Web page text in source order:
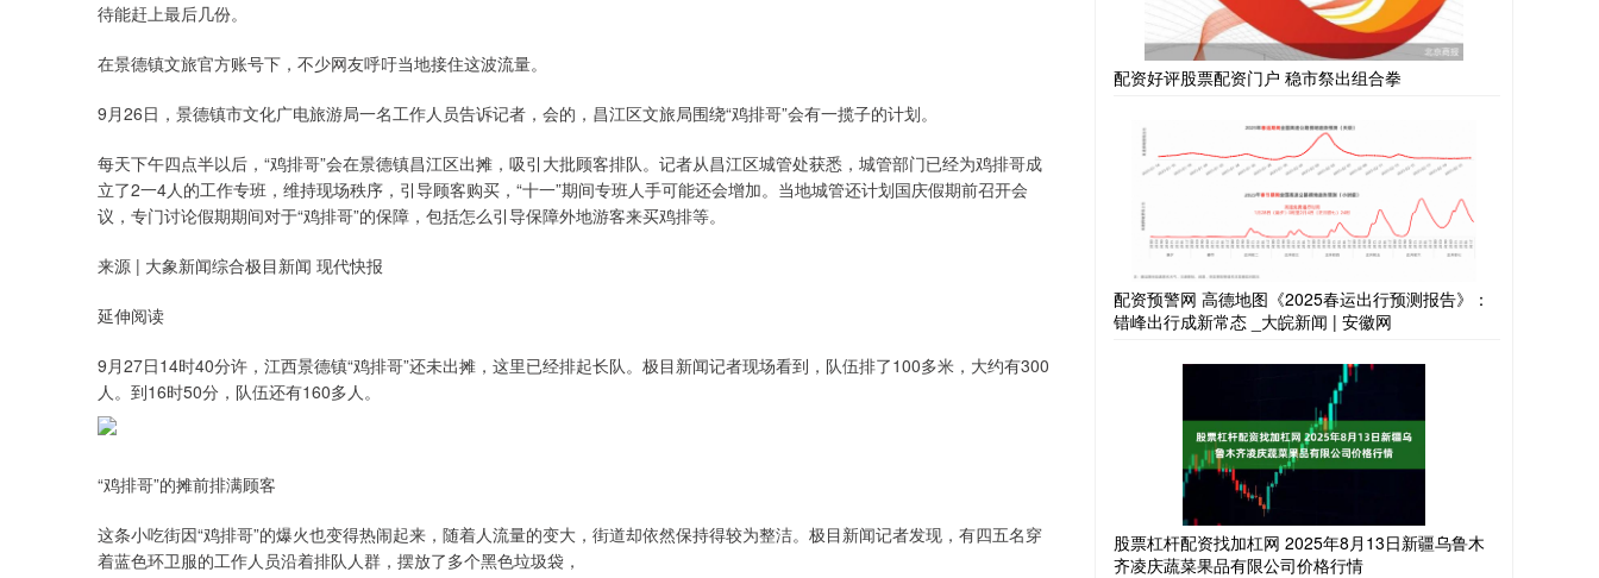
待能赶上最后几份。
在景德镇文旅官方账号下，不少网友呼吁当地接住这波流量。
9月26日，景德镇市文化广电旅游局一名工作人员告诉记者，会的，昌江区文旅局围绕“鸡排哥”会有一揽子的计划。
每天下午四点半以后，“鸡排哥”会在景德镇昌江区出摊，吸引大批顾客排队。记者从昌江区城管处获悉，城管部门已经为鸡排哥成
立了2一4人的工作专班，维持现场秩序，引导顾客购买，“十一”期间专班人手可能还会增加。当地城管还计划国庆假期前召开会
议，专门讨论假期期间对于“鸡排哥”的保障，包括怎么引导保障外地游客来买鸡排等。
来源 | 大象新闻综合极目新闻 现代快报
延伸阅读
9月27日14时40分许，江西景德镇“鸡排哥”还未出摊，这里已经排起长队。极目新闻记者现场看到，队伍排了100多米，大约有300
人。到16时50分，队伍还有160多人。
“鸡排哥”的摊前排满顾客
这条小吃街因“鸡排哥”的爆火也变得热闹起来，随着人流量的变大，街道却依然保持得较为整洁。极目新闻记者发现，有四五名穿
着蓝色环卫服的工作人员沿着排队人群，摆放了多个黑色垃圾袋，
配资好评股票配资门户 稳市祭出组合拳
配资预警网 高德地图《2025春运出行预测报告》：
错峰出行成新常态 _大皖新闻 | 安徽网
股票杠杆配资找加杠网 2025年8月13日新疆乌鲁木
齐凌庆蔬菜果品有限公司价格行情